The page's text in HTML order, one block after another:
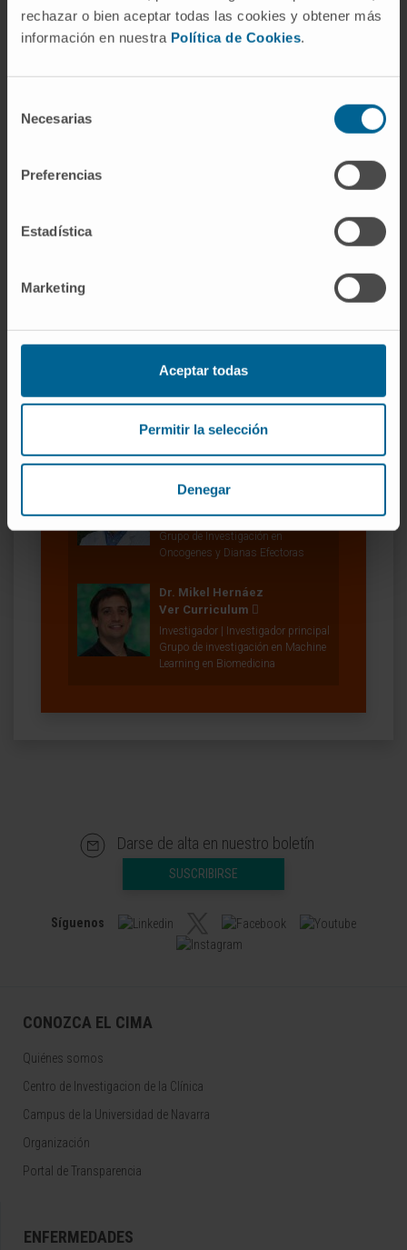
rechazar o bien aceptar todas las cookies y obtener más
información en nuestra Política de Cookies.
Necesarias
Preferencias
Estadística
Marketing
Aceptar todas
Permitir la selección
Denegar
10.1093/bioinformatics/btad774.
Learning en Biomedicina
Dr. Antonio Pineda Lucena
Investigador | Investigador principal
Grupo de Investigación en Química
Dr. Silvestre Vicent Cambra
Ver Curriculum
Investigador | Investigador principal
Grupo de Investigación en
Oncogenes y Dianas Efectoras
Dr. Mikel Hernáez
Ver Curriculum
Investigador | Investigador principal
Grupo de investigación en Machine
Learning en Biomedicina
Darse de alta en nuestro boletín
SUSCRIBIRSE
Síguenos
CONOZCA EL CIMA
Quiénes somos
Centro de Investigacion de la Clínica
Campus de la Universidad de Navarra
Organización
Portal de Transparencia
ENFERMEDADES